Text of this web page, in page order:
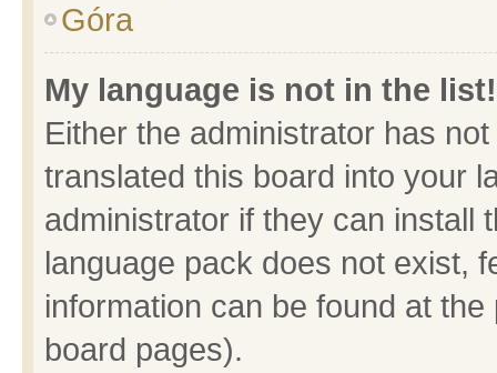
Góra
My language is not in the list!
Either the administrator has
translated this board into your
administrator if they can install
language pack does not exist,
information can be found at
board pages).